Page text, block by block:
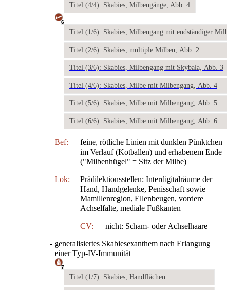
Titel (4/4): Skabies, Milbengänge, Abb. 4
6
Titel (1/6): Skabies, Milbengang mit endständiger
Titel (2/6): Skabies, multiple Milben, Abb. 2
Titel (3/6): Skabies, Milbengang mit Skybala, Abb. 3
Titel (4/6): Skabies, Milbe mit Milbengang, Abb. 4
Titel (5/6): Skabies, Milbe mit Milbengang, Abb. 5
Titel (6/6): Skabies, Milbe mit Milbengang, Abb. 6
Bef:
feine, rötliche Linien mit dunklen Pünktchen
im Verlauf (Kotballen) und erhabenem Ende
("Milbenhügel" = Sitz der Milbe)
Lok:
Prädilektionsstellen: Interdigitalräume der
Hand, Handgelenke, Penisschaft sowie
Mamillenregion, Ellenbeugen, vordere
Achselfalte, mediale Fußkanten
CV: nicht: Scham- oder Achselhaare
- generalisiertes Skabiesexanthem nach Erlangung
einer Typ-IV-Immunität
7
Titel (1/7): Skabies, Handflächen